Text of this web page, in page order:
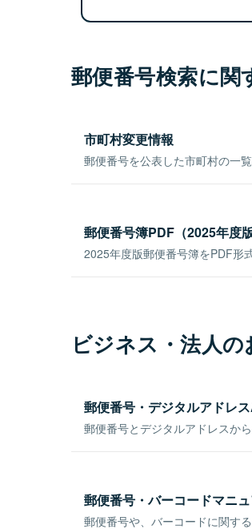
郵便番号検索に関
市町村変更情報
郵便番号を公表した市町村の一
郵便番号簿PDF（2025年度版
2025年度版郵便番号簿をPDF形
ビジネス・法人
郵便番号・デジタルアドレ
郵便番号とデジタルアドレスか
郵便番号・バーコードマニ
郵便番号や、バーコードに関す